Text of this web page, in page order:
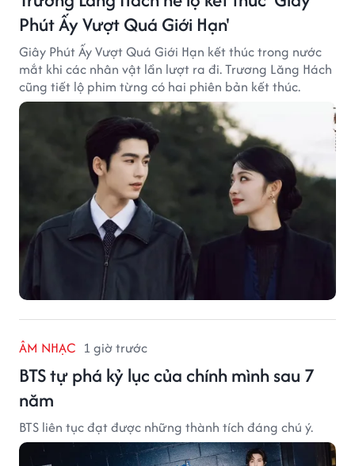
Phút Ấy Vượt Quá Giới Hạn'
Giây Phút Ấy Vượt Quá Giới Hạn kết thúc trong nước
mắt khi các nhân vật lần lượt ra đi. Trương Lăng Hách
cũng tiết lộ phim từng có hai phiên bản kết thúc.
ÂM NHẠC 1 giờ trước
BTS tự phá kỷ lục của chính mình sau 7
năm
BTS liên tục đạt được những thành tích đáng chú ý.